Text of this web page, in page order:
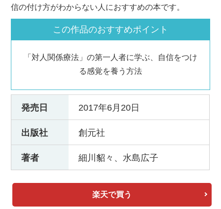
信の付け方がわからない人におすすめの本です。
この作品のおすすめポイント
「対人関係療法」の第一人者に学ぶ、自信をつけ
る感覚を養う方法
発売日 2017年6月20日
出版社 創元社
著者 細川貂々、水島広子
楽天で買う